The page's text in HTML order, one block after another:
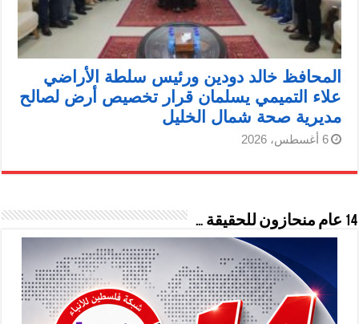
المحافظ خالد دودين ورئيس سلطة الأراضي
علاء التميمي يسلمان قرار تخصيص أرض لصالح
مديرية صحة شمال الخليل
6 أغسطس، 2026
14 عام منحازون للحقيقة …